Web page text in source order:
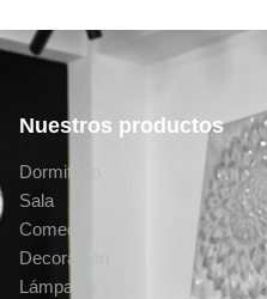
Nuestros productos
Dormitorio
Sala
Comedor
Decoración
Lámparas